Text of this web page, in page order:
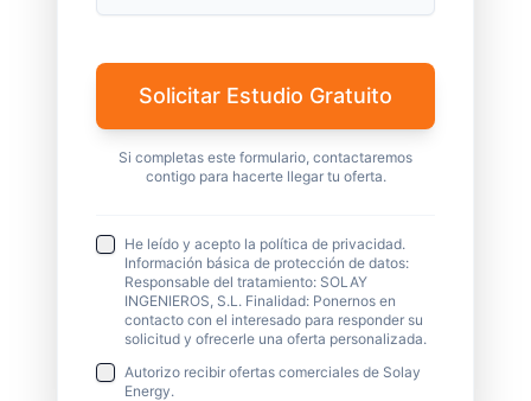
Solicitar Estudio Gratuito
Si completas este formulario, contactaremos
contigo para hacerte llegar tu oferta.
He leído y acepto la política de privacidad.
Información básica de protección de datos:
Responsable del tratamiento: SOLAY
INGENIEROS, S.L. Finalidad: Ponernos en
contacto con el interesado para responder su
solicitud y ofrecerle una oferta personalizada.
Autorizo recibir ofertas comerciales de Solay
Energy.